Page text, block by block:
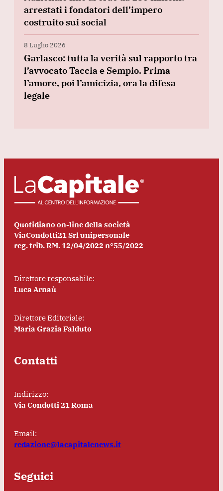
arrestati i fondatori dell’impero
costruito sui social
8 Luglio 2026
Garlasco: tutta la verità sul rapporto tra
l’avvocato Taccia e Sempio. Prima
l’amore, poi l’amicizia, ora la difesa
legale
Quotidiano on-line della società
ViaCondotti21 Srl unipersonale
reg. trib. RM. 12/04/2022 n°55/2022
Direttore responsabile:
Luca Arnaù
Direttore Editoriale:
Maria Grazia Falduto
Contatti
Indirizzo:
Via Condotti 21 Roma
Email:
redazione@lacapitalenews.it
Seguici